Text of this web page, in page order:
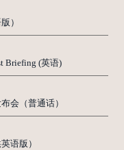
）
Briefing (英语)
会（普通话）
语版）